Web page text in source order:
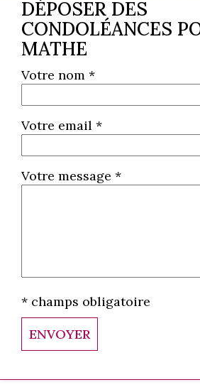
DÉPOSER DES
CONDOLÉANCES
MATHE
Votre nom *
Votre email *
Votre message *
* champs obligatoire